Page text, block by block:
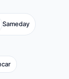
Sameday